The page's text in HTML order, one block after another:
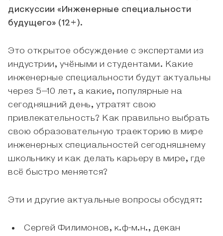
дискуссии «Инженерные специальности
будущего» (12+).
Это открытое обсуждение с экспертами из
индустрии, учёными и студентами. Какие
инженерные специальности будут актуальны
через 5–10 лет, а какие, популярные на
сегодняшний день, утратят свою
привлекательность? Как правильно выбрать
свою образовательную траекторию в мире
инженерных специальностей сегодняшнему
школьнику и как делать карьеру в мире, где
всё быстро меняется?
Эти и другие актуальные вопросы обсудят:
Сергей Филимонов, к.ф-м.н., декан